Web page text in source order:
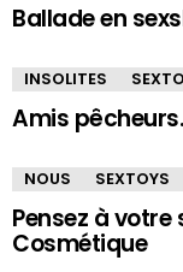
Ballade en
INSOLITES
Amis
NOUS SEXTOYS
Pensez à votre
Cosmétique